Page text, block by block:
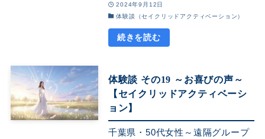
2024年9月12日
体験談（セイクリッドアクティベーション）
体験談 その19 ～お喜びの声～
【セイクリッドアクティベーシ
ョン】
千葉県・50代女性～遠隔グループ